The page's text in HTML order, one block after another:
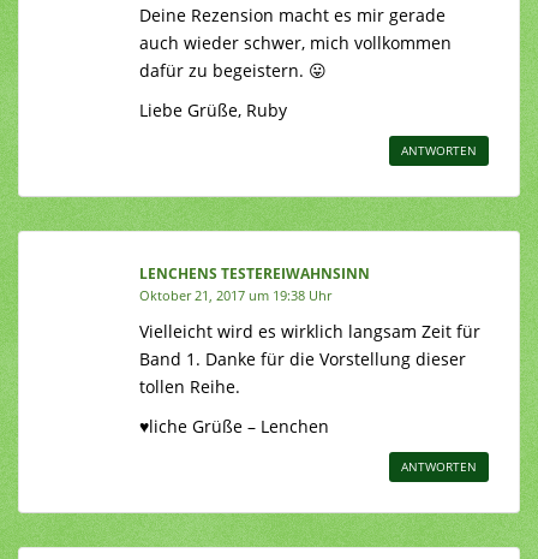
Deine Rezension macht es mir gerade
auch wieder schwer, mich vollkommen
dafür zu begeistern. 😛
Liebe Grüße, Ruby
ANTWORTEN
LENCHENS TESTEREIWAHNSINN
Oktober 21, 2017 um 19:38 Uhr
Vielleicht wird es wirklich langsam Zeit für
Band 1. Danke für die Vorstellung dieser
tollen Reihe.
♥liche Grüße – Lenchen
ANTWORTEN